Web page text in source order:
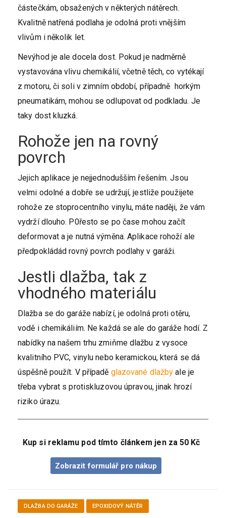
částečkám, obsažených v některých nátěrech.
Kvalitně natřená podlaha je odolná proti vnějším
vlivům i několik let.
Nevýhod je ale docela dost. Pokud je nadměrně
vystavována vlivu chemikálií, včetně těch, co vytékají
z motoru, či soli v zimním období, případně horkým
pneumatikám, mohou se odlupovat od podkladu. Je
taky dost kluzká.
Rohože jen na rovný
povrch
Jejich aplikace je nejjednodušším řešením. Jsou
velmi odolné a dobře se udržují, jestliže použijete
rohože ze stoprocentního vinylu, máte naději, že vám
vydrží dlouho. P0řesto se po čase mohou začít
deformovat a je nutná výměna. Aplikace rohoží ale
předpokládád rovný povrch podlahy v garáži.
Jestli dlažba, tak z
vhodného materiálu
Dlažba se do garáže nabízí, je odolná proti otěru,
vodě i chemikáliím. Ne každá se ale do garáže hodí. Z
nabídky na našem trhu zmiňme dlažbu z vysoce
kvalitního PVC, vinylu nebo keramickou, která se dá
úspěšně použít. V případě glazované dlažby ale je
třeba vybrat s protiskluzovou úpravou, jinak hrozí
riziko úrazu.
Kup si reklamu pod tímto článkem jen za 50 Kč
Zobrazit formulář pro nákup
DLAŽBA DO GARÁŽE EPOXIDOVÝ NÁTĚR